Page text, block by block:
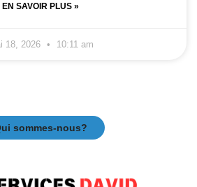
EN SAVOIR PLUS »
18, 2026 10:11 am
sommes-nous?